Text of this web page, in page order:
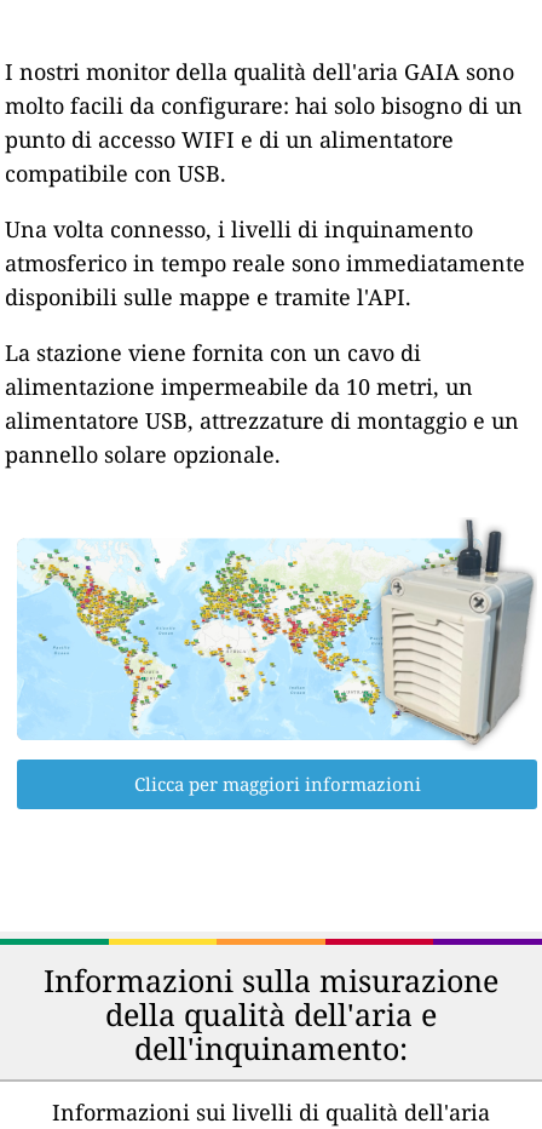
I nostri monitor della qualità dell'aria GAIA sono
molto facili da configurare: hai solo bisogno di un
punto di accesso WIFI e di un alimentatore
compatibile con USB.
Una volta connesso, i livelli di inquinamento
atmosferico in tempo reale sono immediatamente
disponibili sulle mappe e tramite l'API.
La stazione viene fornita con un cavo di
alimentazione impermeabile da 10 metri, un
alimentatore USB, attrezzature di montaggio e un
pannello solare opzionale.
Clicca per maggiori informazioni
Informazioni sulla misurazione
della qualità dell'aria e
dell'inquinamento:
Informazioni sui livelli di qualità dell'aria